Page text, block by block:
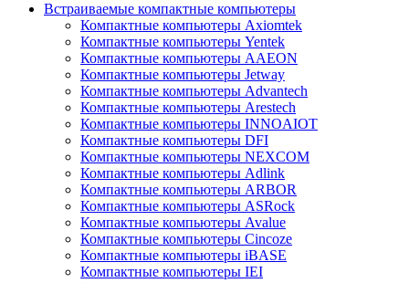
Встраиваемые компактные компьютеры
Компактные компьютеры Axiomtek
Компактные компьютеры Yentek
Компактные компьютеры AAEON
Компактные компьютеры Jetway
Компактные компьютеры Advantech
Компактные компьютеры Arestech
Компактные компьютеры INNOAIOT
Компактные компьютеры DFI
Компактные компьютеры NEXCOM
Компактные компьютеры Adlink
Компактные компьютеры ARBOR
Компактные компьютеры ASRock
Компактные компьютеры Avalue
Компактные компьютеры Cincoze
Компактные компьютеры iBASE
Компактные компьютеры IEI